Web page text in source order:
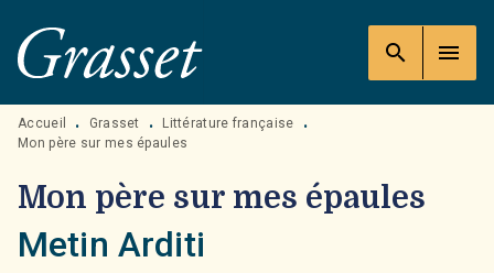
MENU RECHERCHE
PIED DE PAGE
search menu
Accueil • Grasset • Littérature française
•
Mon père sur mes épaules
Mon père sur mes épaules
Metin Arditi